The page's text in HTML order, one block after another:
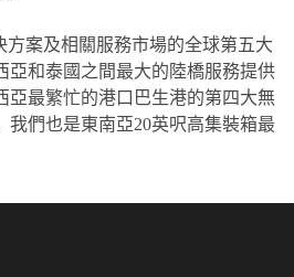
案及相關服務市場的全球第五大
亞和泰國之間最大的陸橋服務提供
亞最繁忙的港口巴生港的第四大無
我們也是東南亞20英呎高集裝箱最